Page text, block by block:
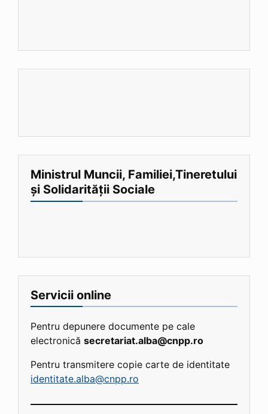
Ministrul Muncii, Familiei,Tineretului
și Solidarității Sociale
Servicii online
Pentru depunere documente pe cale
electronică secretariat.alba@cnpp.ro
Pentru transmitere copie carte de identitate
identitate.alba@cnpp.ro